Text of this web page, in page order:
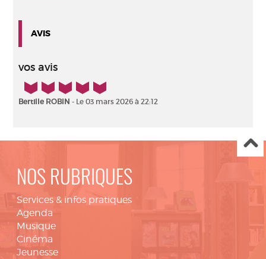
AVIS
vos avis
5/5
Bertille ROBIN - Le 03 mars 2026 à 22:12
NOS RUBRIQUES
Services & infos pratiques
Agenda
Musique
Cinéma
Jeunesse